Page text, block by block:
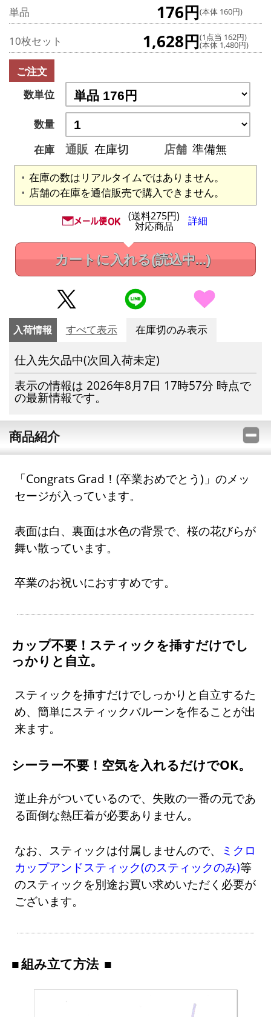
単品 176円(本体 160円)
10枚セット 1,628円(1点当 162円)
(本体 1,480円)
ご注文
数単位
数量
在庫
通販 在庫切 店舗 準備無
在庫の数はリアルタイムではありません。
店舗の在庫を通信販売で購入できません。
(送料275円)
対応商品 詳細
カートに入れる(読込中...)
入荷情報 すべて表示 在庫切のみ表示
仕入先欠品中(次回入荷未定)
表示の情報は 2026年8月7日 17時57分 時点で
の最新情報です。
商品紹介
「Congrats Grad！(卒業おめでとう)」のメッ
セージが入っています。
表面は白、裏面は水色の背景で、桜の花びらが
舞い散っています。
卒業のお祝いにおすすめです。
カップ不要！スティックを挿すだけでし
っかりと自立。
スティックを挿すだけでしっかりと自立するた
め、簡単にスティックバルーンを作ることが出
来ます。
シーラー不要！空気を入れるだけでOK。
逆止弁がついているので、失敗の一番の元であ
る面倒な熱圧着が必要ありません。
なお、スティックは付属しませんので、
ミクロ
カップアンドスティック(のスティックのみ)等
のスティックを別途お買い求めいただく必要が
ございます。
組み立て方法